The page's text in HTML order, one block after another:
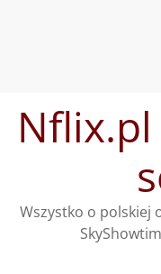
treści
Wszystko o polskiej